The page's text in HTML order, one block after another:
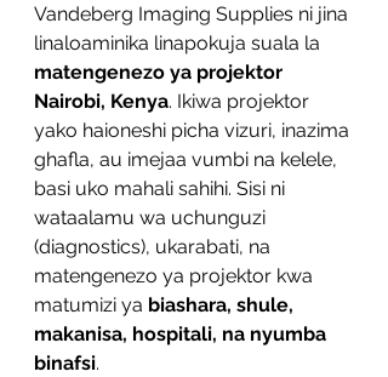
Vandeberg Imaging Supplies ni jina
linaloaminika linapokuja suala la
matengenezo ya projektor
Nairobi, Kenya. Ikiwa projektor
yako haioneshi picha vizuri, inazima
ghafla, au imejaa vumbi na kelele,
basi uko mahali sahihi. Sisi ni
wataalamu wa uchunguzi
(diagnostics), ukarabati, na
matengenezo ya projektor kwa
matumizi ya biashara, shule,
makanisa, hospitali, na nyumba
binafsi.